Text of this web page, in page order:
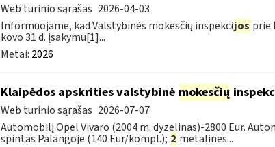
Web turinio sąrašas 2026-04-03
Informuojame, kad Valstybinės mokesčių inspekcijos prie
kovo 31 d. įsakymu[1]...
Metai: 2026
Klaipėdos apskrities valstybinė mokesčių
Web turinio sąrašas 2026-07-07
Automobilį Opel Vivaro (2004 m. dyzelinas)-2800 Eur.
spintas Palangoje (140 Eur/kompl.); 2 metalines...